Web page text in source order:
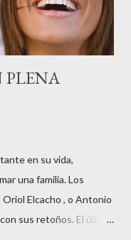
PLENA
en su vida,
una familia. Los
Oriol Elcacho , o Antonio
sus retoños. El último